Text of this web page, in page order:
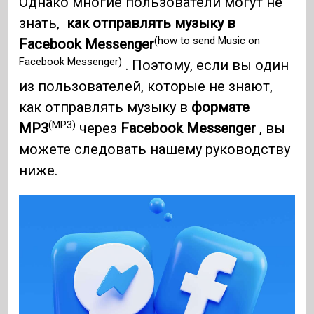
знать, как отправлять музыку в
Facebook Messenger(how to send Music on
Facebook Messenger) . Поэтому, если вы один
из пользователей, которые не знают,
как отправлять музыку в формате
MP3(MP3) через Facebook Messenger , вы
можете следовать нашему руководству
ниже.